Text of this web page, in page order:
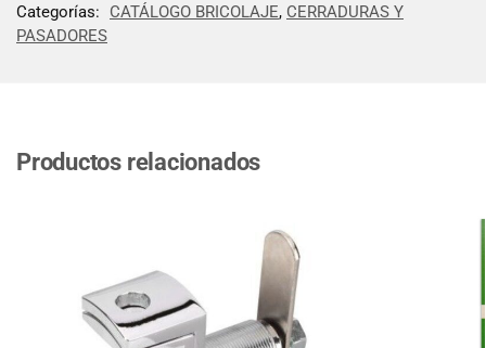
Categorías:
CATÁLOGO BRICOLAJE, CERRADURAS Y
PASADORES
Productos relacionados